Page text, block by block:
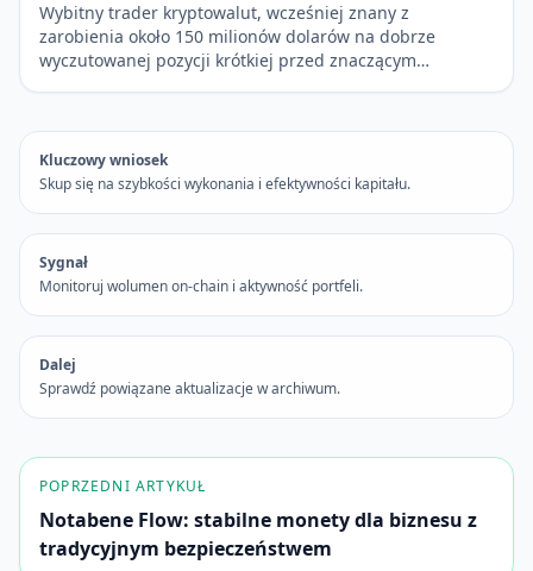
Wybitny trader kryptowalut, wcześniej znany z
zarobienia około 150 milionów dolarów na dobrze
wyczutowanej pozycji krótkiej przed znaczącym…
Kluczowy wniosek
Skup się na szybkości wykonania i efektywności kapitału.
Sygnał
Monitoruj wolumen on-chain i aktywność portfeli.
Dalej
Sprawdź powiązane aktualizacje w archiwum.
POPRZEDNI ARTYKUŁ
Notabene Flow: stabilne monety dla biznesu z
tradycyjnym bezpieczeństwem